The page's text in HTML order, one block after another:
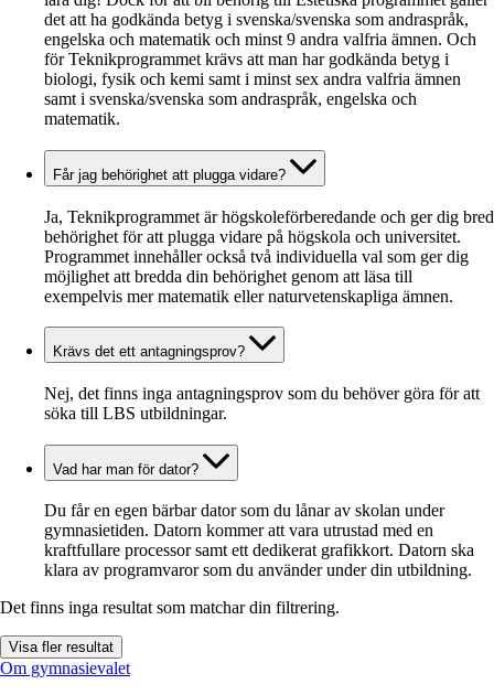
det att ha godkända betyg i svenska/svenska som andraspråk,
engelska och matematik och minst 9 andra valfria ämnen. Och
för Teknikprogrammet krävs att man har godkända betyg i
biologi, fysik och kemi samt i minst sex andra valfria ämnen
samt i svenska/svenska som andraspråk, engelska och
matematik.
Får jag behörighet att plugga vidare?
Ja, Teknikprogrammet är högskoleförberedande och ger dig bred
behörighet för att plugga vidare på högskola och universitet.
Programmet innehåller också två individuella val som ger dig
möjlighet att bredda din behörighet genom att läsa till
exempelvis mer matematik eller naturvetenskapliga ämnen.
Krävs det ett antagningsprov?
Nej, det finns inga antagningsprov som du behöver göra för att
söka till LBS utbildningar.
Vad har man för dator?
Du får en egen bärbar dator som du lånar av skolan under
gymnasietiden. Datorn kommer att vara utrustad med en
kraftfullare processor samt ett dedikerat grafikkort. Datorn ska
klara av programvaror som du använder under din utbildning.
Det finns inga resultat som matchar din filtrering.
Visa fler resultat
Om gymnasievalet